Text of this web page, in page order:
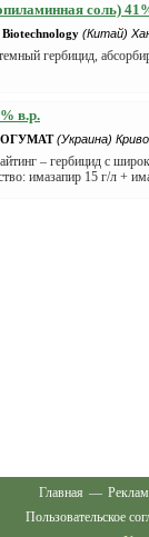
соль)
(Китай)
гербицид,
в.р.
(Украина)
– гербицид с
имазапир 15 г/л +
Главная —
Пользовательское